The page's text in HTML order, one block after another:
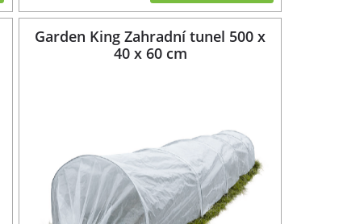
Garden King Zahradní tunel 500 x
40 x 60 cm